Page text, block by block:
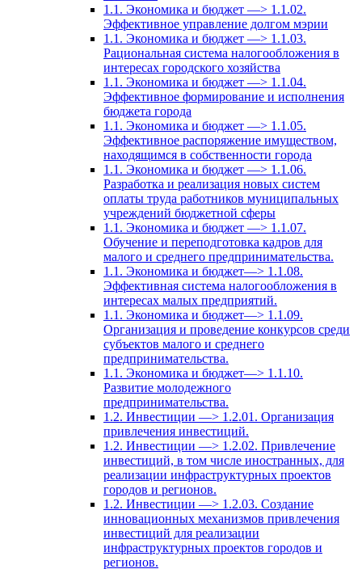
1.1. Экономика и бюджет —> 1.1.02.
Эффективное управление долгом мэрии
1.1. Экономика и бюджет —> 1.1.03.
Рациональная система налогообложения в
интересах городского хозяйства
1.1. Экономика и бюджет —> 1.1.04.
Эффективное формирование и исполнения
бюджета города
1.1. Экономика и бюджет —> 1.1.05.
Эффективное распоряжение имуществом,
находящимся в собственности города
1.1. Экономика и бюджет —> 1.1.06.
Разработка и реализация новых систем
оплаты труда работников муниципальных
учреждений бюджетной сферы
1.1. Экономика и бюджет —> 1.1.07.
Обучение и переподготовка кадров для
малого и среднего предпринимательства.
1.1. Экономика и бюджет—> 1.1.08.
Эффективная система налогообложения в
интересах малых предприятий.
1.1. Экономика и бюджет—> 1.1.09.
Организация и проведение конкурсов среди
субъектов малого и среднего
предпринимательства.
1.1. Экономика и бюджет—> 1.1.10.
Развитие молодежного
предпринимательства.
1.2. Инвестиции —> 1.2.01. Организация
привлечения инвестиций.
1.2. Инвестиции —> 1.2.02. Привлечение
инвестиций, в том числе иностранных, для
реализации инфраструктурных проектов
городов и регионов.
1.2. Инвестиции —> 1.2.03. Создание
инновационных механизмов привлечения
инвестиций для реализации
инфраструктурных проектов городов и
регионов.